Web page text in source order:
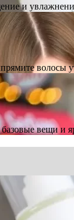
и
базовые вещи и